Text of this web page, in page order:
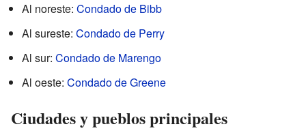
Al noreste: Condado de Bibb
Al sureste: Condado de Perry
Al sur: Condado de Marengo
Al oeste: Condado de Greene
Ciudades y pueblos principales